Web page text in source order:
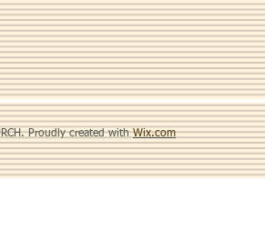
Proudly created withWix.com